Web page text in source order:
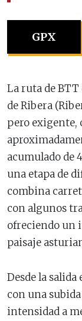
GPX
La ruta de
de Ribera
pero exigente,
acumulado de
una etapa de
combina
con algunos
ofreciendo un
paisaje
Desde la
con una
intensidad a